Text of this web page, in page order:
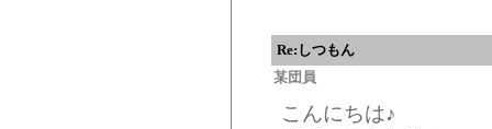
Re:しつもん
某団員
こんにちは♪